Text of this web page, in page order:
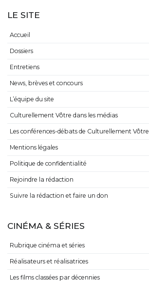
LE SITE
Accueil
Dossiers
Entretiens
News, brèves et concours
L’équipe du site
Culturellement Vôtre dans les médias
Les conférences-débats de Culturellement Vôtre
Mentions légales
Politique de confidentialité
Rejoindre la rédaction
Suivre la rédaction et faire un don
CINÉMA & SÉRIES
Rubrique cinéma et séries
Réalisateurs et réalisatrices
Les films classées par décennies